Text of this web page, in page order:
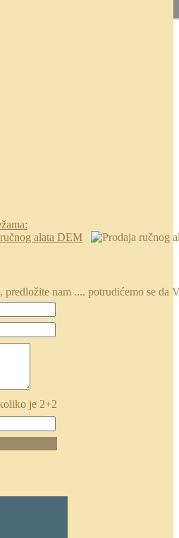
predložite nam .... potrudićemo se
je 2+2